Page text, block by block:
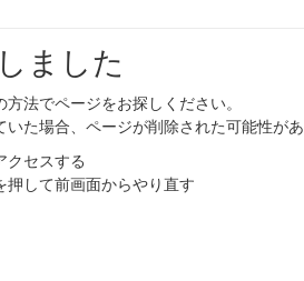
ました
法でページをお探しください。
いた場合、ページが削除された可能性が
クセスする
押して前画面からやり直す